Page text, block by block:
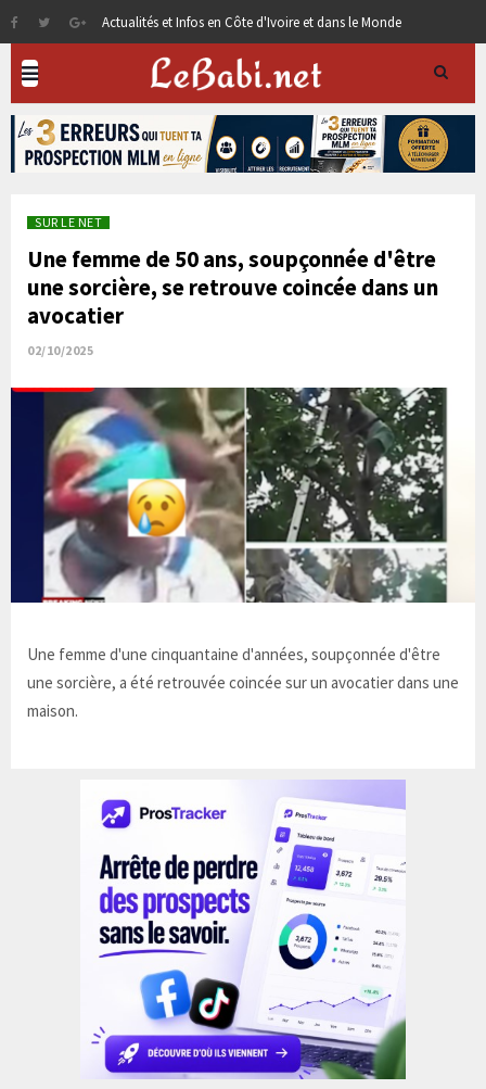
Actualités et Infos en Côte d'Ivoire et dans le Monde
SUR LE NET
Une femme de 50 ans, soupçonnée d'être
une sorcière, se retrouve coincée dans un
avocatier
02/10/2025
Une femme d'une cinquantaine d'années, soupçonnée d'être
une sorcière, a été retrouvée coincée sur un avocatier dans une
maison.